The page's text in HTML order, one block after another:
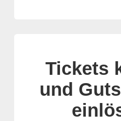
Tickets
und